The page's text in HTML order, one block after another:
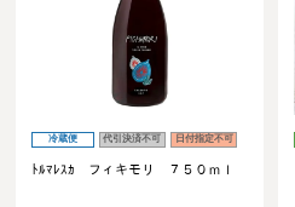
冷蔵便 代引決済不可 日付指定不可
ﾄﾙﾏﾚｽｶ フィキモリ ７５０ｍｌ